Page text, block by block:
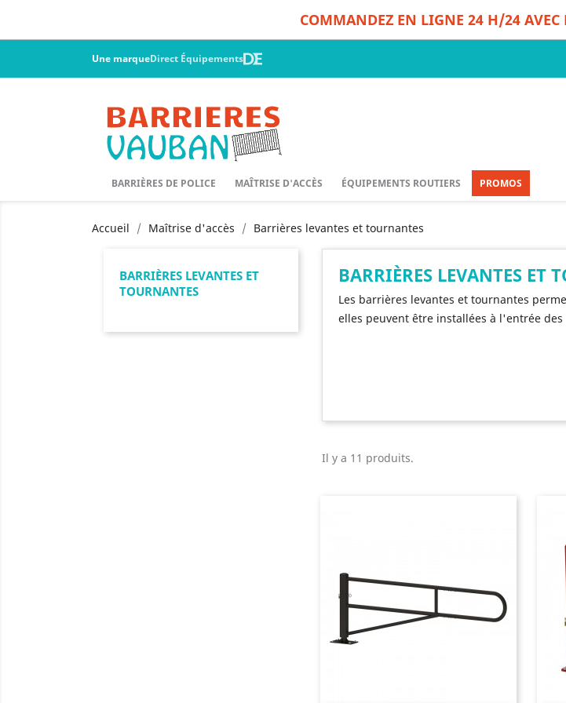
COMMANDEZ EN LIGNE 24 H/24 AVEC
Une marqueDirect Équipements
BARRIÈRES DE POLICE MAÎTRISE D'ACCÈS ÉQUIPEMENTS ROUTIERS PROMOS
Accueil Maîtrise d'accès Barrières levantes et tournantes
BARRIÈRES LEVANTES ET
TOURNANTES
BARRIÈRES LEVANTES ET
Les barrières levantes et tournantes
elles peuvent être installées à l'entrée
Il y a 11 produits.